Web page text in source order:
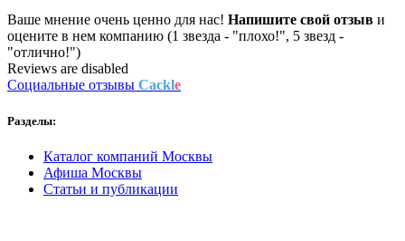
Ваше мнение очень ценно для нас! Напишите свой отзыв и
оцените в нем компанию (1 звезда - "плохо!", 5 звезд -
"отлично!")
Reviews are disabled
Социальные отзывы Cackle
Разделы:
Каталог компаний Москвы
Афиша Москвы
Статьи и публикации